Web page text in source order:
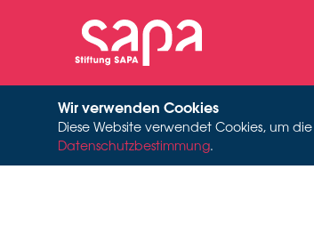
Wir verwenden Cookies
Diese Website verwendet Cookies, um
Datenschutzbestimmung.